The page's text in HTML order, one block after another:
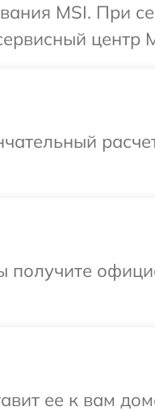
MSI. При
центр
получите
ее к вам